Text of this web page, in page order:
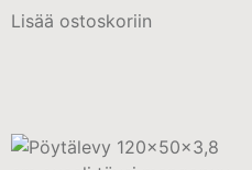
Lisää ostoskoriin